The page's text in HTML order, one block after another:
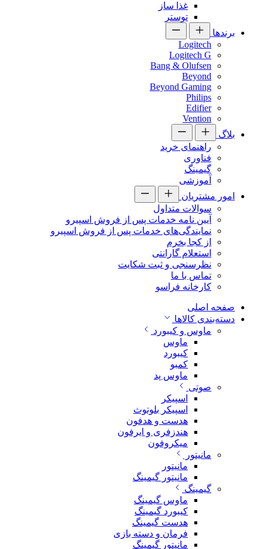
غذا ساز
توستر
برندها
Logitech
Logitech G
Bang & Olufsen
Beyond
Beyond Gaming
Philips
Edifier
Vention
بلاگ
راهنمای خرید
فناوری
گیمینگ
آموزشی
امور مشتریان
سوالات متداول
آیین نامه خدمات پس از فروش اسپیرو
نمایندگی‌های خدمات پس از فروش اسپیرو
از کجا بخرم
استعلام گارانتی
نظرسنجی و ثبت شکایت
تماس با ما
کارخانه فراسو
صفحه اصلی
دسته‌بندی کالاها
ماوس و کیبورد
ماوس
کیبورد
کمبو
ماوس پد
صوتی
اسپیکر
اسپیکر بلوتوث
هدست و هدفون
هندزفری و ایرفون
میکروفون
مانیتور
مانیتور
مانیتور گیمینگ
گیمینگ
ماوس گیمینگ
کیبورد گیمینگ
هدست گیمینگ
فرمان و دسته بازی
مانیتور گیمینگ